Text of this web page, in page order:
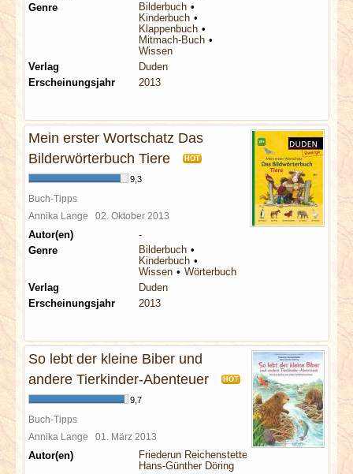
Genre
Bilderbuch
Kinderbuch
Klappenbuch
Mitmach-Buch
Wissen
Verlag
Duden
Erscheinungsjahr
2013
Mein erster Wortschatz Das
Bilderwörterbuch Tiere
HOT
9,3
Buch-Tipps
Annika Lange 02. Oktober 2013
Autor(en)
-
Genre
Bilderbuch
Kinderbuch
Wissen
Wörterbuch
Verlag
Duden
Erscheinungsjahr
2013
So lebt der kleine Biber und
andere Tierkinder-Abenteuer
HOT
9,7
Buch-Tipps
Annika Lange 01. März 2013
Autor(en)
Friederun Reichenstetter
Hans-Günther Döring